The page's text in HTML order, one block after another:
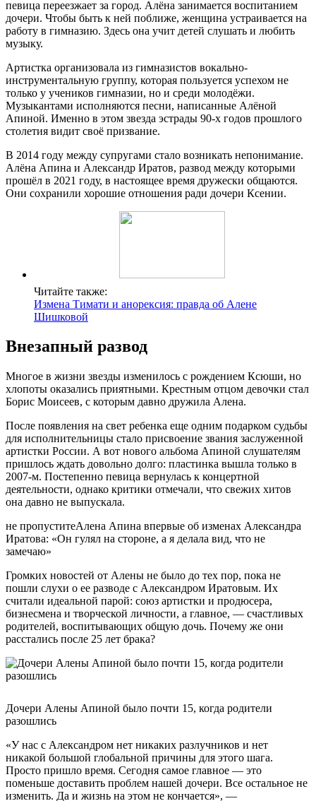
певица переезжает за город. Алёна занимается воспитанием
дочери. Чтобы быть к ней поближе, женщина устраивается на
работу в гимназию. Здесь она учит детей слушать и любить
музыку.
Артистка организовала из гимназистов вокально-
инструментальную группу, которая пользуется успехом не
только у учеников гимназии, но и среди молодёжи.
Музыкантами исполняются песни, написанные Алёной
Апиной. Именно в этом звезда эстрады 90-х годов прошлого
столетия видит своё призвание.
В 2014 году между супругами стало возникать непонимание.
Алёна Апина и Александр Иратов, развод между которыми
прошёл в 2021 году, в настоящее время дружески общаются.
Они сохранили хорошие отношения ради дочери Ксении.
Читайте также:
Измена Тимати и анорексия: правда об Алене
Шишковой
Внезапный развод
Многое в жизни звезды изменилось с рождением Ксюши, но
хлопоты оказались приятными. Крестным отцом девочки стал
Борис Моисеев, с которым давно дружила Алена.
После появления на свет ребенка еще одним подарком судьбы
для исполнительницы стало присвоение звания заслуженной
артистки России. А вот нового альбома Апиной слушателям
пришлось ждать довольно долго: пластинка вышла только в
2007-м. Постепенно певица вернулась к концертной
деятельности, однако критики отмечали, что свежих хитов
она давно не выпускала.
не пропуститеАлена Апина впервые об изменах Александра
Иратова: «Он гулял на стороне, а я делала вид, что не
замечаю»
Громких новостей от Алены не было до тех пор, пока не
пошли слухи о ее разводе с Александром Иратовым. Их
считали идеальной парой: союз артистки и продюсера,
бизнесмена и творческой личности, а главное, — счастливых
родителей, воспитывающих общую дочь. Почему же они
расстались после 25 лет брака?
Дочери Алены Апиной было почти 15, когда родители
разошлись
«У нас с Александром нет никаких разлучников и нет
никакой большой глобальной причины для этого шага.
Просто пришло время. Сегодня самое главное — это
поменьше доставить проблем нашей дочери. Все остальное не
изменить. Да и жизнь на этом не кончается», —